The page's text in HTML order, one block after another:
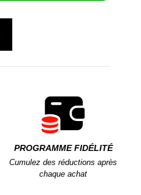
PROGRAMME FIDÉLITÉ
Cumulez des réductions après
chaque achat